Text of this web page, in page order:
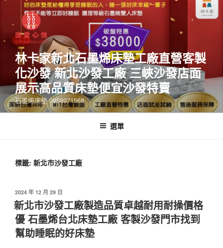
林卡家新北石墨烯床墊工廠直營客製
化沙發 新北沙發工廠 三峽沙發店面
展示高品質床墊便宜沙發特賣
石墨烯床墊 0958971568
選單
標籤: 新北市沙發工廠
2024 年 12 月 29 日
新北市沙發工廠製造品質卓越耐用耐操價格
優 石墨烯台北床墊工廠 客製沙發門市找到
幫助睡眠的好床墊